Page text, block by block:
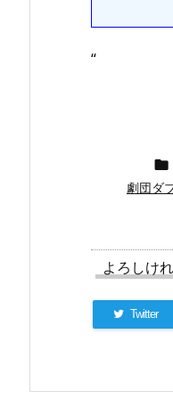
“

劇団ダ
よろしけ
Twitter